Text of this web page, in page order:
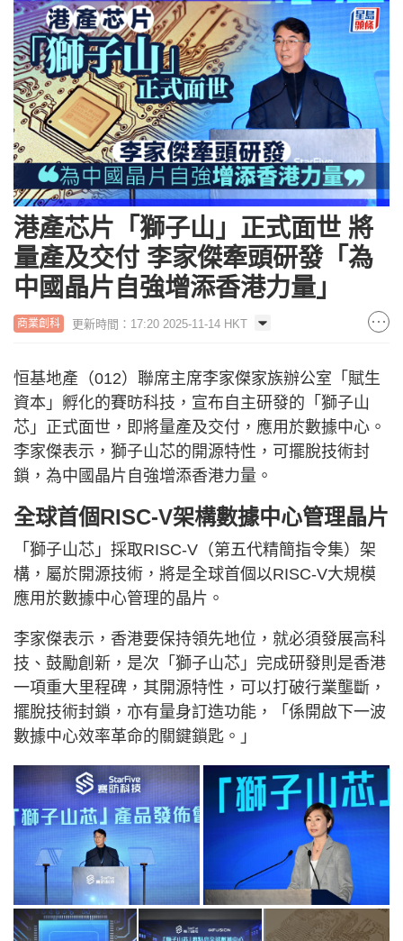
港產芯片「獅子山」正式面世 將
量產及交付 李家傑牽頭研發「為
中國晶片自強增添香港力量」
商業創科 更新時間：17:20 2025-11-14 HKT
恒基地產（012）聯席主席李家傑家族辦公室「賦生
資本」孵化的賽昉科技，宣布自主研發的「獅子山
芯」正式面世，即將量產及交付，應用於數據中心。
李家傑表示，獅子山芯的開源特性，可擺脫技術封
鎖，為中國晶片自強增添香港力量。
全球首個RISC-V架構數據中心管理晶片
「獅子山芯」採取RISC-V（第五代精簡指令集）架
構，屬於開源技術，將是全球首個以RISC-V大規模
應用於數據中心管理的晶片。
李家傑表示，香港要保持領先地位，就必須發展高科
技、鼓勵創新，是次「獅子山芯」完成研發則是香港
一項重大里程碑，其開源特性，可以打破行業壟斷，
擺脫技術封鎖，亦有量身訂造功能，「係開啟下一波
數據中心效率革命的關鍵鎖匙。」